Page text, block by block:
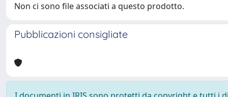
Non ci sono file associati a questo prodotto.
Pubblicazioni consigliate